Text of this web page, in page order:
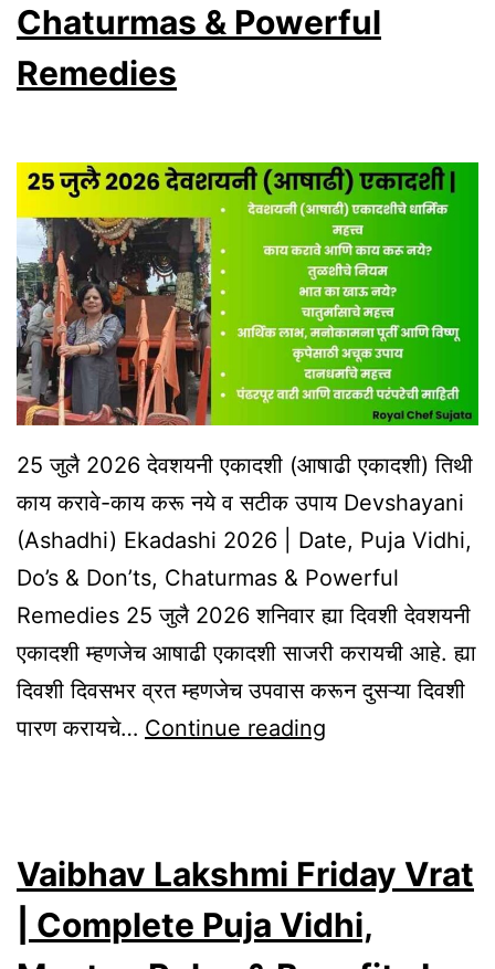
Sacred
Do’s,
Don’ts
&
Zodiac
Remedies
Chaturmas & Powerful
Remedies
25 जुलै 2026 देवशयनी एकादशी (आषाढी एकादशी) तिथी
काय करावे-काय करू नये व सटीक उपाय Devshayani
(Ashadhi) Ekadashi 2026 | Date, Puja Vidhi,
Do’s & Don’ts, Chaturmas & Powerful
Remedies 25 जुलै 2026 शनिवार ह्या दिवशी देवशयनी
एकादशी म्हणजेच आषाढी एकादशी साजरी करायची आहे. ह्या
दिवशी दिवसभर व्रत म्हणजेच उपवास करून दुसऱ्या दिवशी
पारण करायचे… Continue reading
|
Date,
Vaibhav Lakshmi Friday Vrat
| Complete Puja Vidhi,